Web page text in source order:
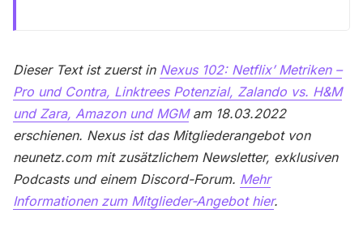
Dieser Text ist zuerst in Nexus 102: Netflix’ Metriken –
Pro und Contra, Linktrees Potenzial, Zalando vs. H&M
und Zara, Amazon und MGMam 18.03.2022
erschienen. Nexus ist das Mitgliederangebot von
neunetz.com mit zusätzlichem Newsletter, exklusiven
Podcasts und einem Discord-Forum. Mehr
Informationen zum Mitglieder-Angebot hier.